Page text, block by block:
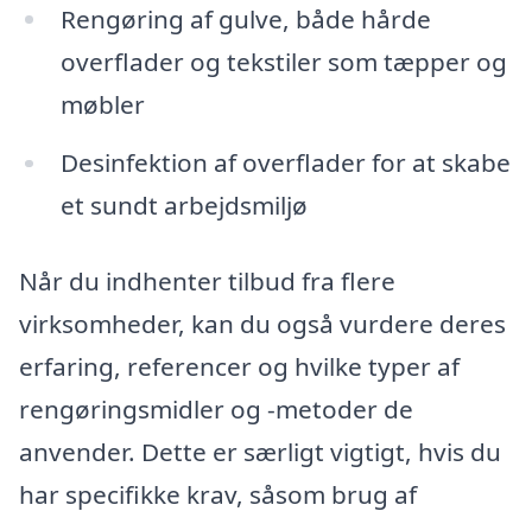
Rengøring af gulve, både hårde
overflader og tekstiler som tæpper og
møbler
Desinfektion af overflader for at skabe
et sundt arbejdsmiljø
Når du indhenter tilbud fra flere
virksomheder, kan du også vurdere deres
erfaring, referencer og hvilke typer af
rengøringsmidler og -metoder de
anvender. Dette er særligt vigtigt, hvis du
har specifikke krav, såsom brug af